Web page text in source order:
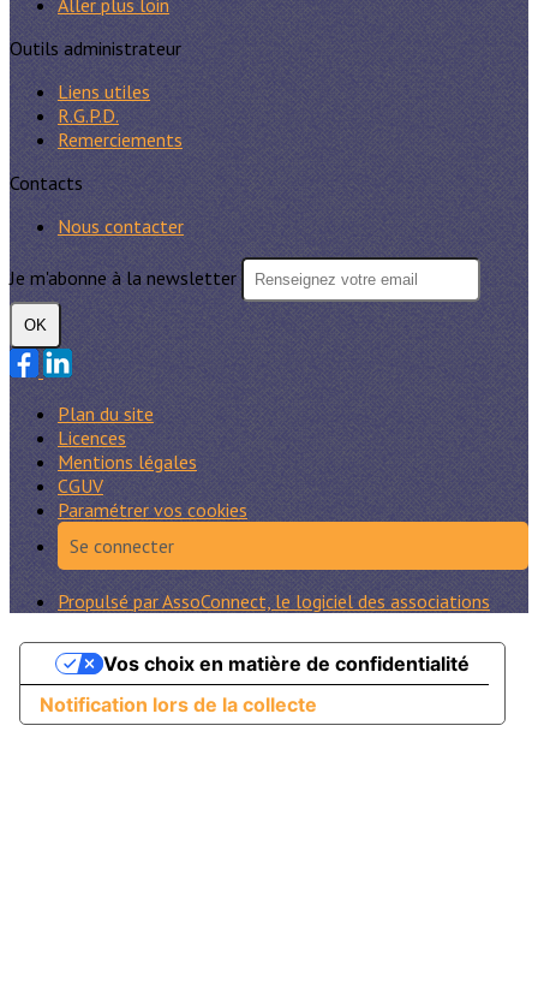
Aller plus loin
Outils administrateur
Liens utiles
R.G.P.D.
Remerciements
Contacts
Nous contacter
Je m'abonne à la newsletter
OK
Plan du site
Licences
Mentions légales
CGUV
Paramétrer vos cookies
Se connecter
Propulsé par AssoConnect, le logiciel des associations
Notification lors de la collecte
Vos choix en matière de confidentialité